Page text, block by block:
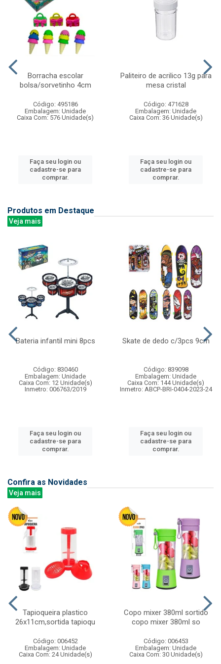
Borracha escolar
bolsa/sorvetinho 4cm
Código: 495186
Embalagem: Unidade
Caixa Com: 576 Unidade(s)
Faça seu login ou
cadastre-se para
comprar.
Paliteiro de acrilico 13g para
mesa cristal
Código: 471628
Embalagem: Unidade
Caixa Com: 36 Unidade(s)
Faça seu login ou
cadastre-se para
comprar.
Produtos em Destaque
Veja mais
Bateria infantil mini 8pcs
Código: 830460
Embalagem: Unidade
Caixa Com: 12 Unidade(s)
Inmetro: 006763/2019
Faça seu login ou
cadastre-se para
comprar.
Skate de dedo c/3pcs 9cm
Código: 839098
Embalagem: Unidade
Caixa Com: 144 Unidade(s)
Inmetro: ABCP-BRI-0404-2023-24
Faça seu login ou
cadastre-se para
comprar.
Confira as Novidades
Veja mais
Tapioqueira plastico
26x11cm,sortida tapioqu
Código: 006452
Embalagem: Unidade
Caixa Com: 24 Unidade(s)
Copo mixer 380ml sortido
copo mixer 380ml so
Código: 006453
Embalagem: Unidade
Caixa Com: 30 Unidade(s)